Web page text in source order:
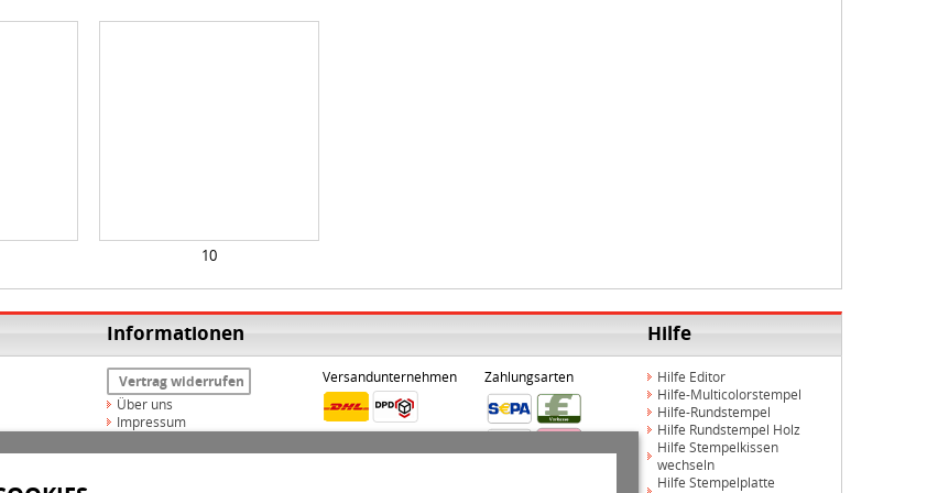
10
Informationen Hilfe
Vertrag widerrufen
Über uns
Impressum
AGB
Versandunternehmen Zahlungsarten
Hilfe Editor
Hilfe-Multicolorstempel
Hilfe-Rundstempel
Hilfe Rundstempel Holz
Hilfe Stempelkissen
wechseln
Hilfe Stempelplatte